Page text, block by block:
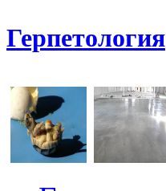
Герпетология